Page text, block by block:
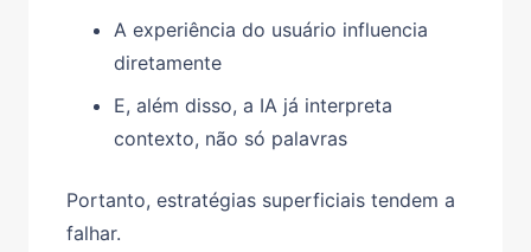
A experiência do usuário influencia
diretamente
E, além disso, a IA já interpreta
contexto, não só palavras
Portanto, estratégias superficiais tendem a
falhar.